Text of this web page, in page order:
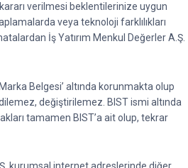
verilmesi beklentilerinize uygun
veya teknoloji farklılıkları
İş Yatırım Menkul Değerler A.Ş.
Belgesi’ altında korunmakta olup
değiştirilemez. BIST ismi altında
tamamen BIST’a ait olup, tekrar